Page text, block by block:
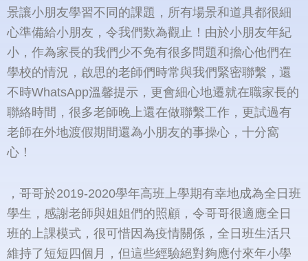
景讓小朋友學習不同的課題，所有場景和道具都很細
心準備給小朋友，令我們歎為觀止！由於小朋友年紀
小，作為家長的我們少不免有很多問題和擔心他們在
學校的情況，啟思的老師們時常與我們緊密聯繫，還
不時WhatsApp溫馨提示，更會細心地遷就在職家長的
聯絡時間，很多老師晚上還在做聯繫工作，更試過有
老師在外地渡假期間還為小朋友的事操心，十分窩
心！
，哥哥於2019-2020學年高班上學期有幸地成為全日班
學生，感謝老師與姐姐們的照顧，令哥哥很適應全日
班的上課模式，很可惜因為疫情關係，全日班生活只
維持了短短四個月，但這些經驗絕對夠應付來年小學